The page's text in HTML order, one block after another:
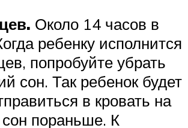
Около 14 часов в
ребенку исполнится
попробуйте убрать
сон. Так ребенок будет
в кровать на
пораньше. К